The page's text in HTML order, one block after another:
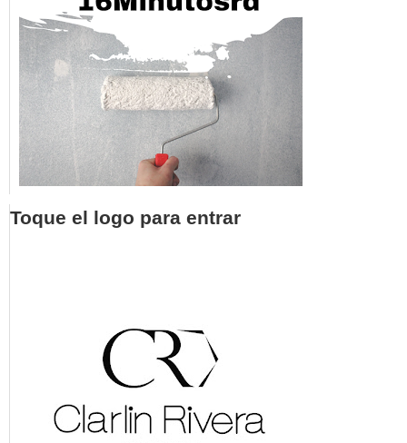
Toque el logo para entrar